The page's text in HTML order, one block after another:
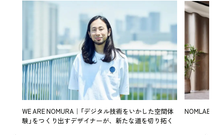
WE ARE NOMURA｜「デジタル技術をいかした空間体
験」をつくり出すデザイナーが、新たな道を切り拓く
NOMLAB |